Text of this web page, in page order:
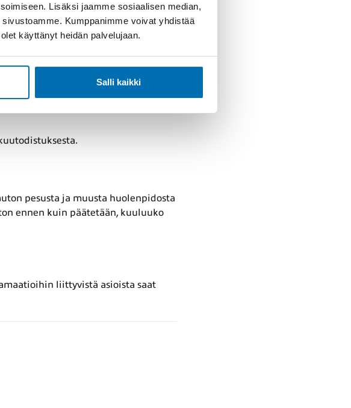
Lisäksi jaamme sosiaalisen median,
Kumppanimme voivat yhdistää
käyttänyt heidän palvelujaan.
Salli kaikki
jälleen­myyjä luovuttaa
jäädä esim. kuluvia osia, kuten
käytöstä tai ovat
pesusta ja muusta huolenpidosta
ennen kuin päätetään, kuuluuko
liittyvistä asioista saat